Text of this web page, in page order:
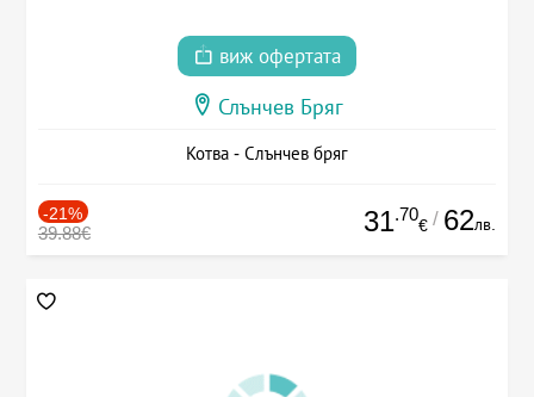
виж офертата
Слънчев Бряг
Котва - Слънчев бряг
-21%
39.88€ 31.70
€ / 62лв.